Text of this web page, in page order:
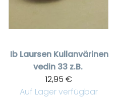
Ib Laursen Kullanvärinen
vedin 33 z.B.
12,95 €
Auf Lager verfügbar